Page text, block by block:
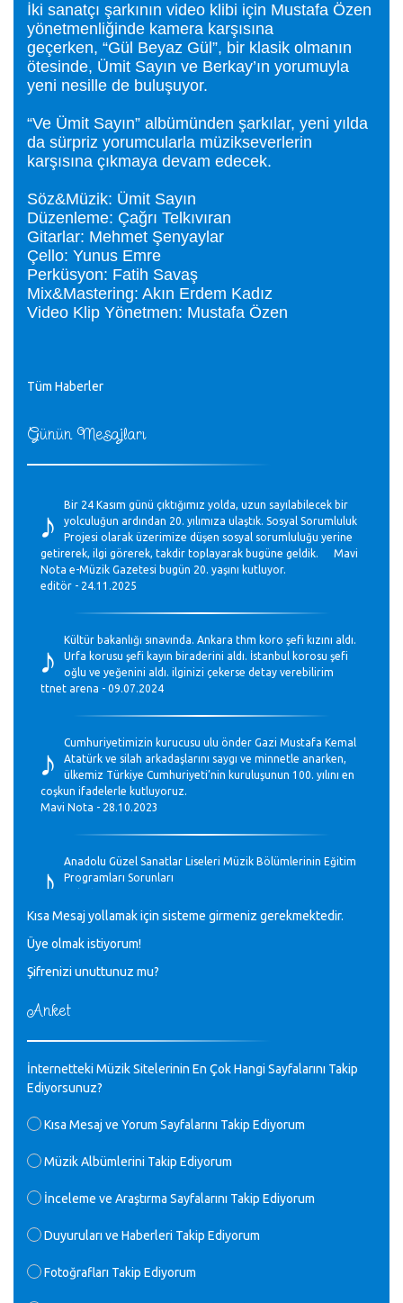
Günün Mesajları
♪
Bir 24 Kasım günü çıktığımız yolda, uzun sayılabilecek bir
yolculuğun ardından 20. yılımıza ulaştık. Sosyal Sorumluluk
Projesi olarak üzerimize düşen sosyal sorumluluğu yerine
getirerek, ilgi görerek, takdir toplayarak bugüne geldik. Mavi
Nota e-Müzik Gazetesi bugün 20. yaşını kutluyor.
editör - 24.11.2025
♪
Kültür bakanlığı sınavında. Ankara thm koro şefi kızını aldı.
Urfa korusu şefi kayın biraderini aldı. İstanbul korosu şefi
oğlu ve yeğenini aldı. ilginizi çekerse detay verebilirim
ttnet arena - 09.07.2024
♪
Cumhuriyetimizin kurucusu ulu önder Gazi Mustafa Kemal
Atatürk ve silah arkadaşlarını saygı ve minnetle anarken,
ülkemiz Türkiye Cumhuriyeti’nin kuruluşunun 100. yılını en
coşkun ifadelerle kutluyoruz.
Mavi Nota - 28.10.2023
♪
Anadolu Güzel Sanatlar Liseleri Müzik Bölümlerinin Eğitim
Programları Sorunları
♪
GEÇMİŞ OLSUN TÜRKİYE!
Mavi Nota - 07.02.2023
♪
30 yıl sonra karşılaşmak çok güzel Kurtuluş, teveccüh
M.Semih Baylan - 08.01.2023
♪
Değerli Müfit hocama en içten sevgi saygılarımı iletin
yaptım.1994 yılında derginin bu daldaki ödülüne layık
görülmüştüm evde yıllar sonra plaketi buldum hadi bir
de verdiği ödülü değerli hocam arşivinde fotoğraf larımız ile
herkese en derin saygılarımı sunarım.Ne olur hocamın
Kurtuluş Çelebi - 07.01.2023
Kısa Mesaj yollamak için sisteme girmeniz gerekmektedir.
Üye olmak istiyorum!
Şifrenizi unuttunuz mu?
Anket
İnternetteki Müzik Sitelerinin En Çok Hangi Sayfalarını Takip
Ediyorsunuz?
Kısa Mesaj ve Yorum Sayfalarını Takip Ediyorum
Müzik Albümlerini Takip Ediyorum
İnceleme ve Araştırma Sayfalarını Takip Ediyorum
Duyuruları ve Haberleri Takip Ediyorum
Fotoğrafları Takip Ediyorum
İki sanatçı şarkının video klibi için Mustafa Özen
yönetmenliğinde kamera karşısına
geçerken, “Gül Beyaz Gül”, bir klasik olmanın
ötesinde, Ümit Sayın ve Berkay’ın yorumuyla
yeni nesille de buluşuyor.
“Ve Ümit Sayın” albümünden şarkılar, yeni yılda
da sürpriz yorumcularla müzikseverlerin
karşısına çıkmaya devam edecek.
Söz&Müzik: Ümit Sayın
Düzenleme: Çağrı Telkıvıran
Gitarlar: Mehmet Şenyaylar
Çello: Yunus Emre
Perküsyon: Fatih Savaş
Mix&Mastering: Akın Erdem Kadız
Video Klip Yönetmen: Mustafa Özen
Tüm Haberler